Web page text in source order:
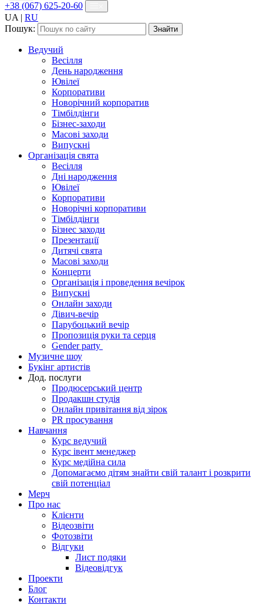
+38 (067) 625-20-60
UA | RU
Пошук:
Ведучий
Весілля
День народження
Ювілеї
Корпоративи
Новорічний корпоратив
Тімбілдінги
Бізнес-заходи
Масові заходи
Випускні
Організація свята
Весілля
Дні народження
Ювілеї
Корпоративи
Новорічні корпоративи
Тімбілдінги
Бізнес заходи
Презентації
Дитячі свята
Масові заходи
Концерти
Організація і проведення вечірок
Випускні
Онлайн заходи
Дівич-вечір
Парубоцький вечір
Пропозиція руки та серця
Gender party
Музичне шоу
Букінг артистів
Дод. послуги
Продюсерський центр
Продакшн студія
Онлайн привітання від зірок
PR просування
Навчання
Курс ведучий
Курс івент менеджер
Курс медійна сила
Допомагаємо дітям знайти свій талант і розкрити
свій потенціал
Мерч
Про нас
Клієнти
Відеозвіти
Фотозвіти
Відгуки
Лист подяки
Відеовідгук
Проекти
Блог
Контакти